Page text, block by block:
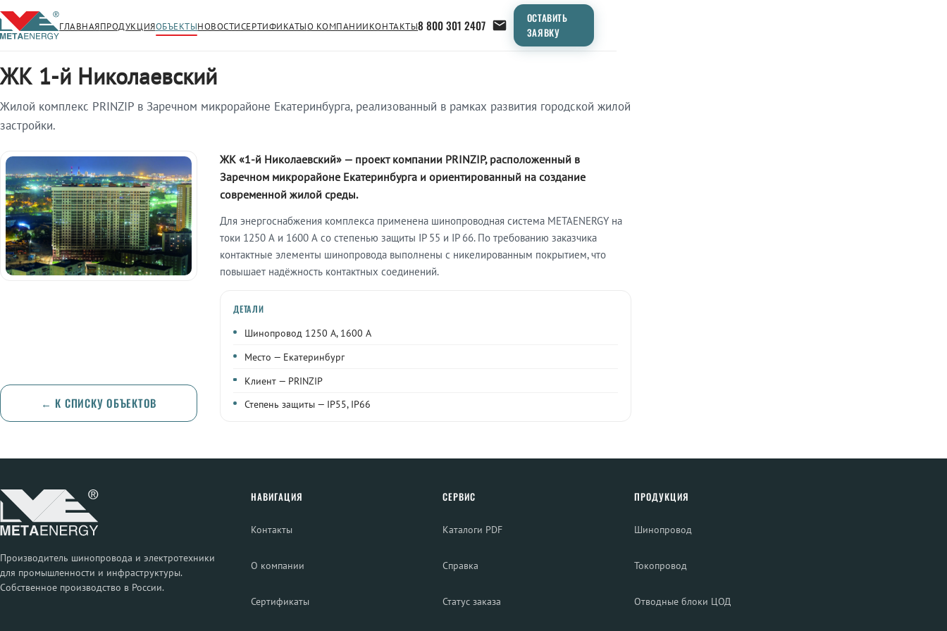
ГЛАВНАЯПРОДУКЦИЯОБЪЕКТЫНОВОСТИСЕРТИФИКАТЫО КОМПАНИИКОНТАКТЫ8 800 301 2407
ОСТАВИТЬ
ЗАЯВКУ
ЖК 1-й Николаевский
Жилой комплекс PRINZIP в Заречном микрорайоне Екатеринбурга, реализованный в рамках развития городской жилой
застройки.
← К СПИСКУ ОБЪЕКТОВ
ЖК «1-й Николаевский» — проект компании PRINZIP, расположенный в
Заречном микрорайоне Екатеринбурга и ориентированный на создание
современной жилой среды.
Для энергоснабжения комплекса применена шинопроводная система METAENERGY на
токи 1250 А и 1600 А со степенью защиты IP 55 и IP 66. По требованию заказчика
контактные элементы шинопровода выполнены с никелированным покрытием, что
повышает надёжность контактных соединений.
ДЕТАЛИ
Шинопровод 1250 А, 1600 А
Место — Екатеринбург
Клиент — PRINZIP
Степень защиты — IP55, IP66
Производитель шинопровода и электротехники
для промышленности и инфраструктуры.
Собственное производство в России.
НАВИГАЦИЯ
Контакты
О компании
Сертификаты
СЕРВИС
Каталоги PDF
Справка
Статус заказа
ПРОДУКЦИЯ
Шинопровод
Токопровод
Отводные блоки ЦОД